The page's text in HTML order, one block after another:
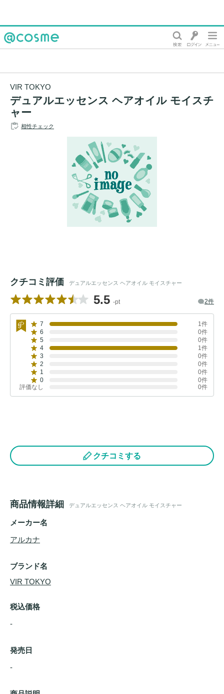
VIR TOKYO
デュアルエッセンス ヘアオイル モイスチ
ャー
相性チェック
クチコミ評価 デュアルエッセンス ヘアオイル モイスチャー
5.5 -pt 2件
7
1件
6
0件
5
0件
4
1件
3
0件
2
0件
1
0件
0
0件
評価なし
0件
クチコミする
商品情報詳細 デュアルエッセンス ヘアオイル モイスチャー
メーカー名
アルカナ
ブランド名
VIR TOKYO
税込価格
-
発売日
-